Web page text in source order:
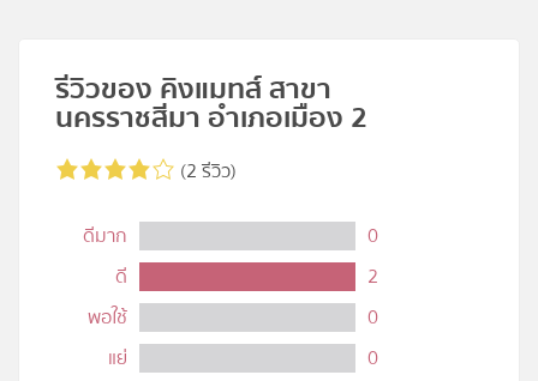
รีวิวของ คิงแมทส์ สาขา
นครราชสีมา อำเภอเมือง 2
(2 รีวิว)
ดีมาก
0
ดี
2
พอใช้
0
แย่
0